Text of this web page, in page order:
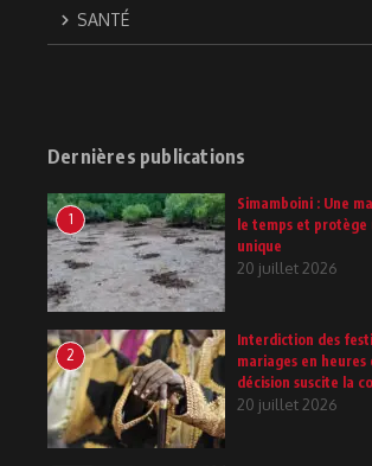
SANTÉ
Dernières publications
1
Simamboini : Une
le temps et
unique
20 juillet 2026
2
Interdiction des
mariages en heures
décision suscite la
20 juillet 2026